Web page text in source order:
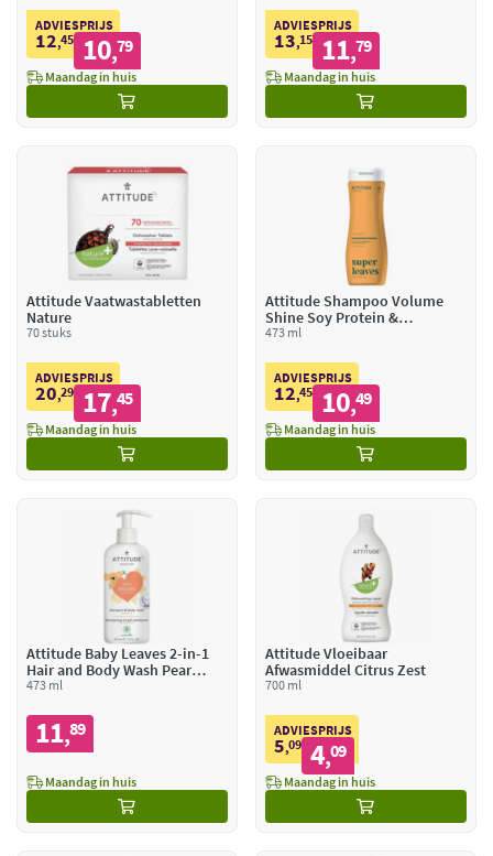
ADVIESPRIJS
12,45 10,79
Maandag in huis
ADVIESPRIJS
13,15 11,79
Maandag in huis
Attitude Vaatwastabletten
Nature
70 stuks
ADVIESPRIJS
20,29 17,45
Maandag in huis
Attitude Shampoo Volume
Shine Soy Protein &
Cranberries
473 ml
ADVIESPRIJS
12,45 10,49
Maandag in huis
Attitude Baby Leaves 2-in-1
Hair and Body Wash Pear
Nectar
473 ml
11,89
Maandag in huis
Attitude Vloeibaar
Afwasmiddel Citrus Zest
700 ml
ADVIESPRIJS
5,09 4,09
Maandag in huis